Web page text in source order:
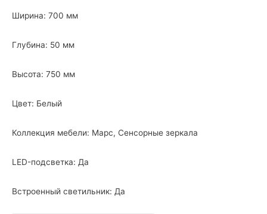
Ширина: 700 мм
Глубина: 50 мм
Высота: 750 мм
Цвет: Белый
Коллекция мебели: Марс, Сенсорные зеркала
LED-подсветка: Да
Встроенный светильник: Да